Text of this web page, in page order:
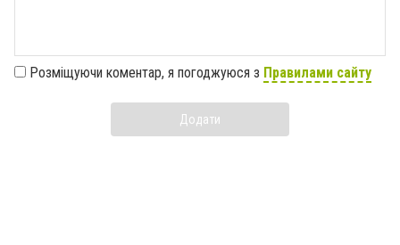
Розміщуючи коментар, я погоджуюся з Правилами сайту
Додати